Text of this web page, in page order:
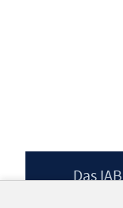
Footer
Das IAB